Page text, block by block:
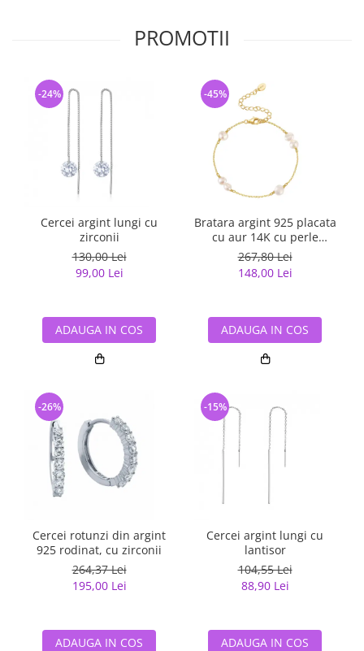
PROMOTII
Cercei argint lungi cu
zirconii
130,00 Lei
99,00 Lei
-24%
ADAUGA IN COS
Cercei rotunzi din argint
925 rodinat, cu zirconii
264,37 Lei
195,00 Lei
-26%
ADAUGA IN COS
Bratara argint 925 placata
cu aur 14K cu perle
naturale
267,80 Lei
148,00 Lei
-45%
ADAUGA IN COS
Cercei argint lungi cu
lantisor
104,55 Lei
88,90 Lei
-15%
ADAUGA IN COS